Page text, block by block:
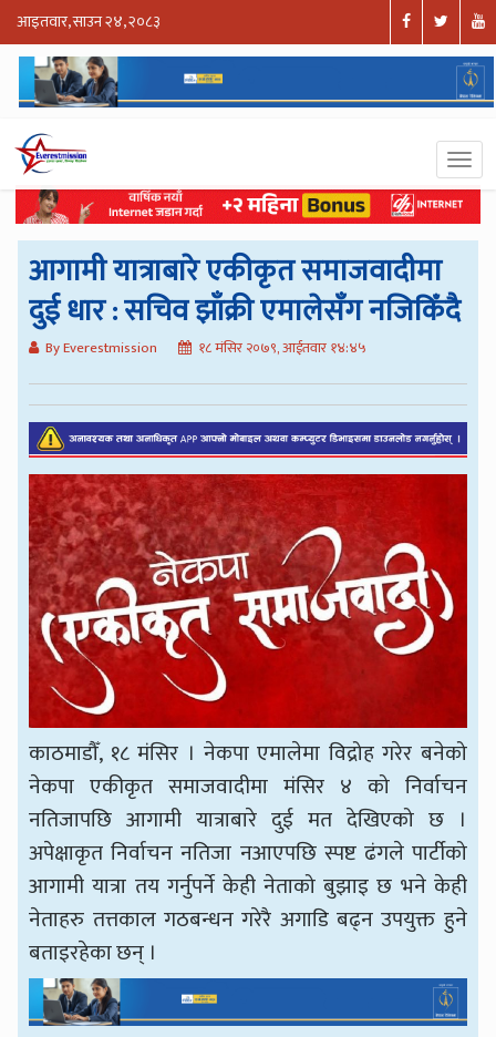
आइतवार, साउन २४, २०८३
आगामी यात्राबारे एकीकृत समाजवादीमा
दुई धार : सचिव झाँक्री एमालेसँग नजिकिँदै
By Everestmission १८ मंसिर २०७९, आईतवार १४:४५
काठमाडौँ, १८ मंसिर । नेकपा एमालेमा विद्रोह गरेर बनेको
नेकपा एकीकृत समाजवादीमा मंसिर ४ को निर्वाचन
नतिजापछि आगामी यात्राबारे दुई मत देखिएको छ ।
अपेक्षाकृत निर्वाचन नतिजा नआएपछि स्पष्ट ढंगले पार्टीको
आगामी यात्रा तय गर्नुपर्ने केही नेताको बुझाइ छ भने केही
नेताहरु तत्तकाल गठबन्धन गरेरै अगाडि बढ्न उपयुक्त हुने
बताइरहेका छन् ।